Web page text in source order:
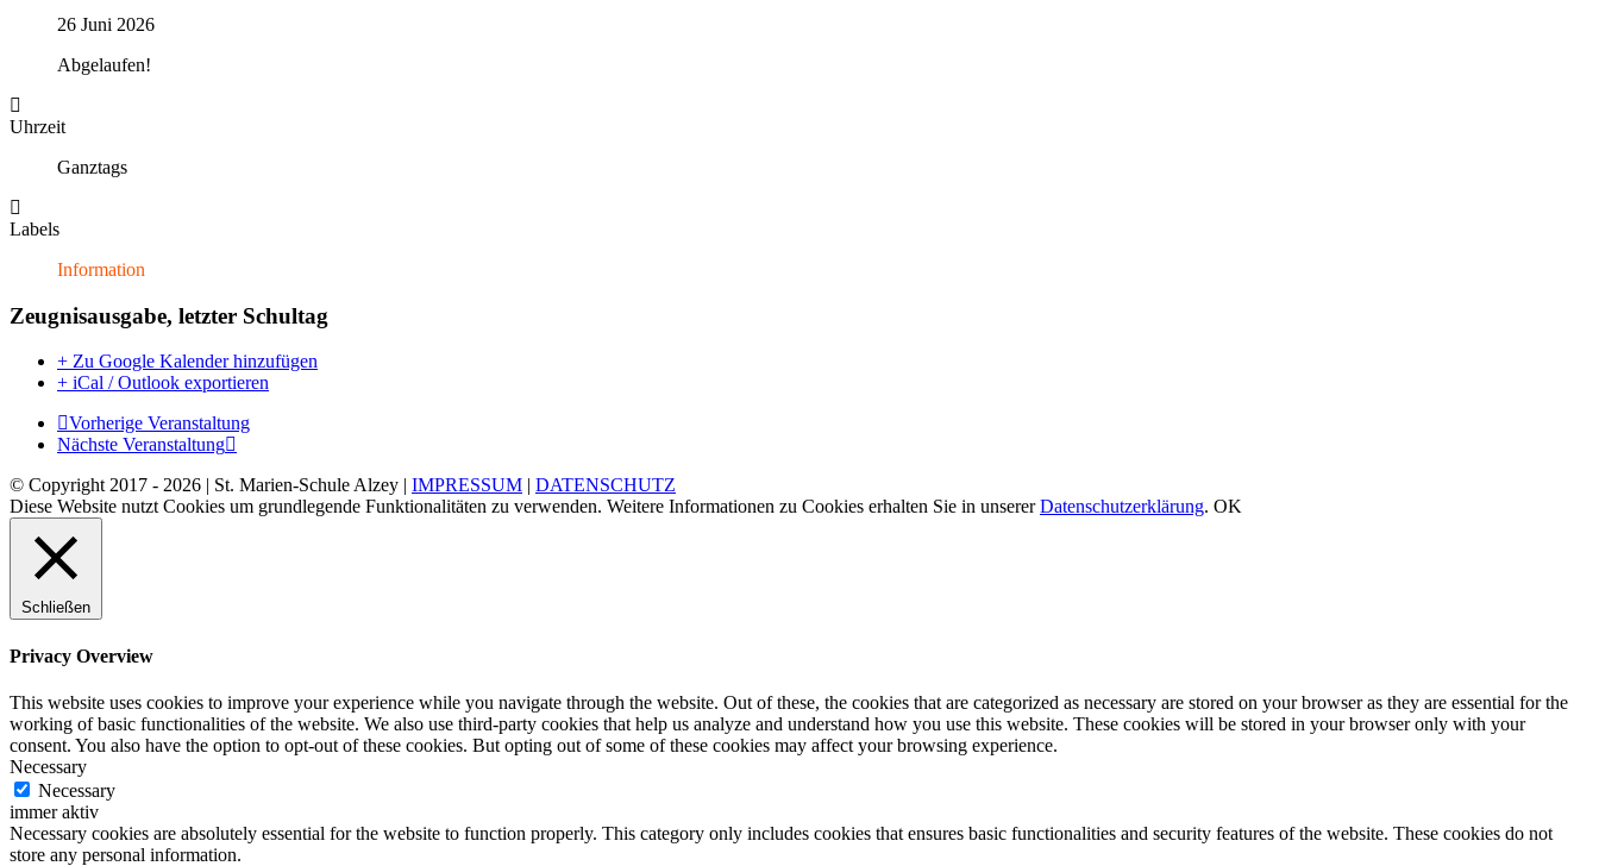
26 Juni 2026
Abgelaufen!
Uhrzeit
Ganztags
Labels
Information
Zeugnisausgabe, letzter Schultag
+ Zu Google Kalender hinzufügen
+ iCal / Outlook exportieren
Vorherige Veranstaltung
Nächste Veranstaltung
© Copyright 2017 - 2026 | St. Marien-Schule Alzey | IMPRESSUM | DATENSCHUTZ
Diese Website nutzt Cookies um grundlegende Funktionalitäten zu verwenden. Weitere Informationen zu Cookies erhalten Sie in unsererDatenschutzerklärung. OK
Schließen
Privacy Overview
This website uses cookies to improve your experience while you navigate through the website. Out of these, the cookies that are categorized as necessary are stored on your browser as they are essential for the
working of basic functionalities of the website. We also use third-party cookies that help us analyze and understand how you use this website. These cookies will be stored in your browser only with your
consent. You also have the option to opt-out of these cookies. But opting out of some of these cookies may affect your browsing experience.
Necessary
Necessary
immer aktiv
Necessary cookies are absolutely essential for the website to function properly. This category only includes cookies that ensures basic functionalities and security features of the website. These cookies do not
store any personal information.